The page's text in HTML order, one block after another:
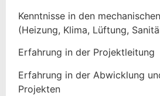
Kenntnisse in den
(Heizung, Klima, Lüftung,
Erfahrung in der Projektleitung
Erfahrung in der Abwicklung
Projekten